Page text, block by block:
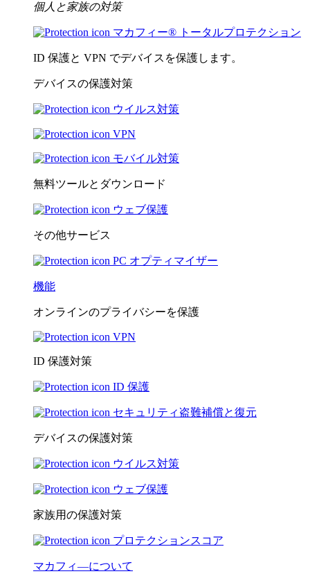
個人と家族の対策
マカフィー® トータルプロテクション
ID 保護と VPN でデバイスを保護します。
デバイスの保護対策
ウイルス対策
VPN
モバイル対策
無料ツールとダウンロード
ウェブ保護
その他サービス
PC オプティマイザー
機能
オンラインのプライバシーを保護
VPN
ID 保護対策
ID 保護
セキュリティ盗難補償と復元
デバイスの保護対策
ウイルス対策
ウェブ保護
家族用の保護対策
プロテクションスコア
マカフィ―について